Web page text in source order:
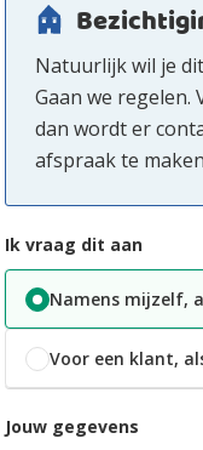
Natuurlijk wil je
Gaan we regelen.
dan wordt er
afspraak te
Ik vraag dit aan
Namens mijzelf,
Voor een klant,
Jouw gegevens